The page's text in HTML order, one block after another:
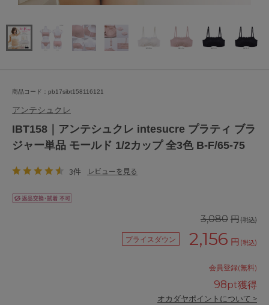
商品コード：pb17sibt158116121
アンテシュクレ
IBT158｜アンテシュクレ intesucre プラティ ブラ
ジャー単品 モールド 1/2カップ 全3色 B-F/65-75
3件 レビューを見る
3,080 円(税込)
プライスダウン 2,156 円 (税込)
会員登録(無料)
98pt獲得
オカダヤポイントについて >